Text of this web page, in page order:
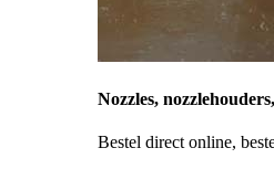
Nozzles,
Bestel direct online,